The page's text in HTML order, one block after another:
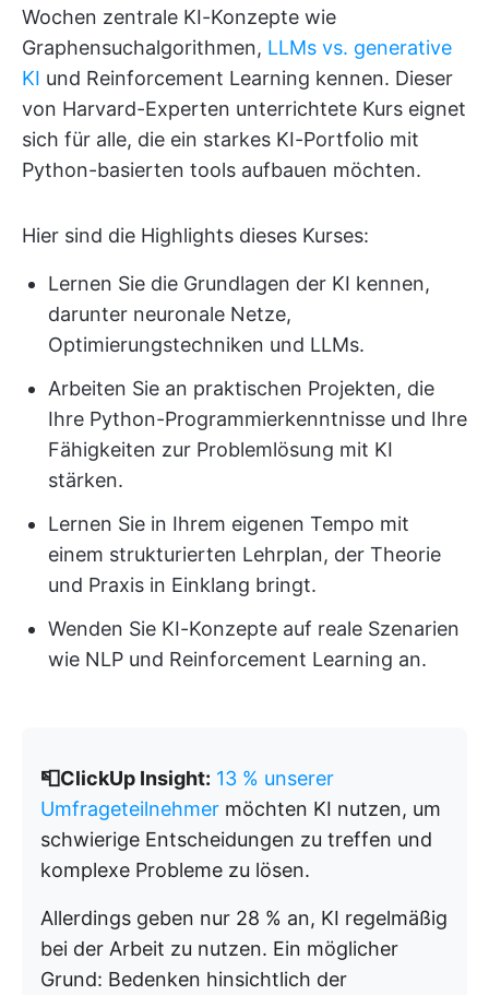
Wochen zentrale KI-Konzepte wie
Graphensuchalgorithmen, LLMs vs. generative
KI und Reinforcement Learning kennen. Dieser
von Harvard-Experten unterrichtete Kurs eignet
sich für alle, die ein starkes KI-Portfolio mit
Python-basierten tools aufbauen möchten.
Hier sind die Highlights dieses Kurses:
Lernen Sie die Grundlagen der KI kennen,
darunter neuronale Netze,
Optimierungstechniken und LLMs.
Arbeiten Sie an praktischen Projekten, die
Ihre Python-Programmierkenntnisse und Ihre
Fähigkeiten zur Problemlösung mit KI
stärken.
Lernen Sie in Ihrem eigenen Tempo mit
einem strukturierten Lehrplan, der Theorie
und Praxis in Einklang bringt.
Wenden Sie KI-Konzepte auf reale Szenarien
wie NLP und Reinforcement Learning an.
📮ClickUp Insight: 13 % unserer
Umfrageteilnehmer möchten KI nutzen, um
schwierige Entscheidungen zu treffen und
komplexe Probleme zu lösen.
Allerdings geben nur 28 % an, KI regelmäßig
bei der Arbeit zu nutzen. Ein möglicher
Grund: Bedenken hinsichtlich der